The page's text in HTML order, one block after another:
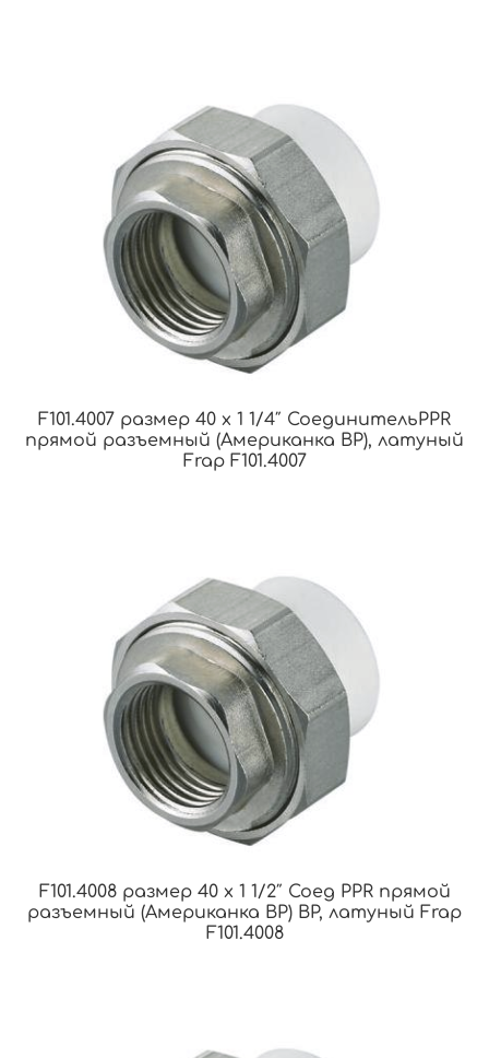
F101.4007 размер 40 x 1 1/4″ СоединительPPR
прямой разъемный (Американка ВР), латуный
Frap F101.4007
F101.4008 размер 40 x 1 1/2″ Соед PPR прямой
разъемный (Американка ВР) ВР, латуный Frap
F101.4008